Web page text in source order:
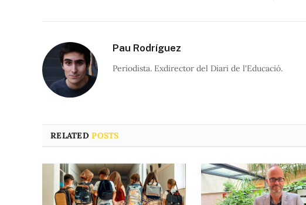
Pau Rodríguez
Periodista. Exdirector del Diari de l'Educació.
RELATEDPOSTS